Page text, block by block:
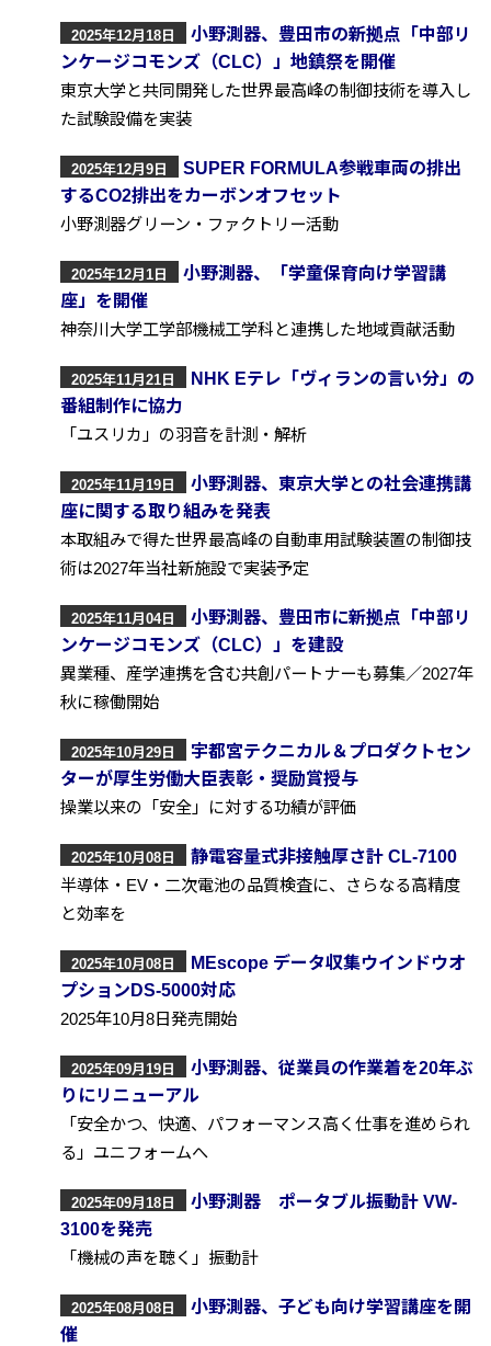
2025年12月18日
小野測器、豊田市の新拠点「中部リ
ンケージコモンズ（CLC）」地鎮祭を開催
東京大学と共同開発した世界最高峰の制御技術を導入し
た試験設備を実装
2025年12月9日
SUPER FORMULA参戦車両の排出
するCO2排出をカーボンオフセット
小野測器グリーン・ファクトリー活動
2025年12月1日
小野測器、「学童保育向け学習講
座」を開催
神奈川大学工学部機械工学科と連携した地域貢献活動
2025年11月21日
NHK Eテレ「ヴィランの言い分」の
番組制作に協力
「ユスリカ」の羽音を計測・解析
2025年11月19日
小野測器、東京大学との社会連携講
座に関する取り組みを発表
本取組みで得た世界最高峰の自動車用試験装置の制御技
術は2027年当社新施設で実装予定
2025年11月04日
小野測器、豊田市に新拠点「中部リ
ンケージコモンズ（CLC）」を建設
異業種、産学連携を含む共創パートナーも募集／2027年
秋に稼働開始
2025年10月29日
宇都宮テクニカル＆プロダクトセン
ターが厚生労働大臣表彰・奨励賞授与
操業以来の「安全」に対する功績が評価
2025年10月08日
静電容量式非接触厚さ計 CL-7100
半導体・EV・二次電池の品質検査に、さらなる高精度
と効率を
2025年10月08日
MEscope データ収集ウインドウオ
プションDS-5000対応
2025年10月8日発売開始
2025年09月19日
小野測器、従業員の作業着を20年ぶ
りにリニューアル
「安全かつ、快適、パフォーマンス高く仕事を進められ
る」ユニフォームへ
2025年09月18日
小野測器 ポータブル振動計 VW-
3100を発売
「機械の声を聴く」振動計
2025年08月08日
小野測器、子ども向け学習講座を開
催